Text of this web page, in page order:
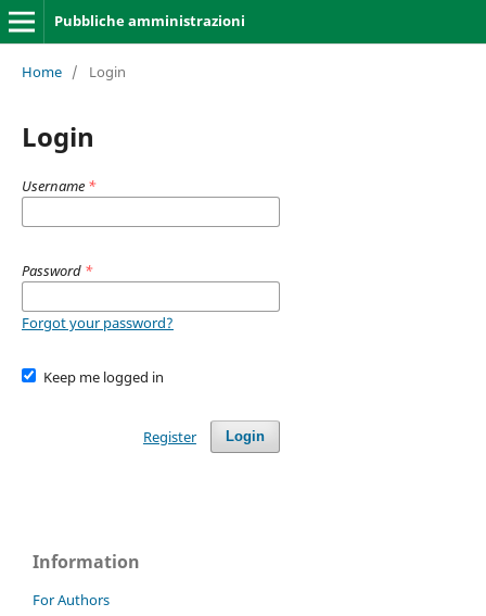
Pubbliche amministrazioni
Home / Login
Login
Username *
Password *
Forgot your password?
Keep me logged in
Login
Register
Information
For Authors